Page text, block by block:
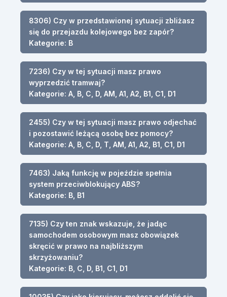
8306) Czy w przedstawionej sytuacji zbliżasz
się do przejazdu kolejowego bez zapór?
Kategorie: B
7236) Czy w tej sytuacji masz prawo
wyprzedzić tramwaj?
Kategorie: A, B, C, D, AM, A1, A2, B1, C1, D1
2455) Czy w tej sytuacji masz prawo odjechać
i pozostawić leżącą osobę bez pomocy?
Kategorie: A, B, C, D, T, AM, A1, A2, B1, C1, D1
7463) Jaką funkcję w pojeździe spełnia
system przeciwblokujący ABS?
Kategorie: B, B1
7135) Czy ten znak wskazuje, że jadąc
samochodem osobowym masz obowiązek
skręcić w prawo na najbliższym
skrzyżowaniu?
Kategorie: B, C, D, B1, C1, D1